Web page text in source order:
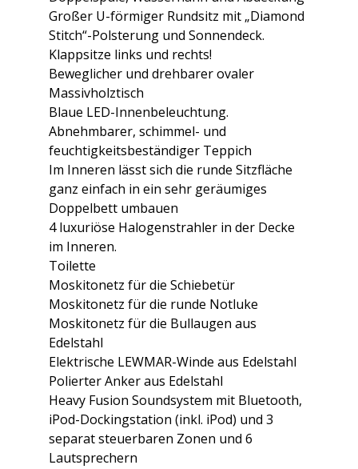
Großer U-förmiger Rundsitz mit „Diamond
Stitch“-Polsterung und Sonnendeck.
Klappsitze links und rechts!
Beweglicher und drehbarer ovaler
Massivholztisch
Blaue LED-Innenbeleuchtung.
Abnehmbarer, schimmel- und
feuchtigkeitsbeständiger Teppich
Im Inneren lässt sich die runde Sitzfläche
ganz einfach in ein sehr geräumiges
Doppelbett umbauen
4 luxuriöse Halogenstrahler in der Decke
im Inneren.
Toilette
Moskitonetz für die Schiebetür
Moskitonetz für die runde Notluke
Moskitonetz für die Bullaugen aus
Edelstahl
Elektrische LEWMAR-Winde aus Edelstahl
Polierter Anker aus Edelstahl
Heavy Fusion Soundsystem mit Bluetooth,
iPod-Dockingstation (inkl. iPod) und 3
separat steuerbaren Zonen und 6
Lautsprechern